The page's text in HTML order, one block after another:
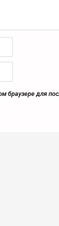
браузере для